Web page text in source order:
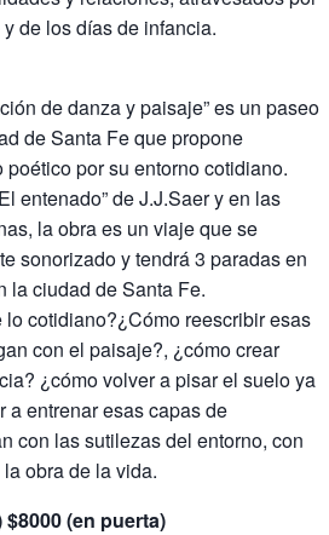
de los días de infancia.
de danza y paisaje” es un paseo
de Santa Fe que propone
por su entorno cotidiano.
entenado” de J.J.Saer y en las
la obra es un viaje que se
sonorizado y tendrá 3 paradas en
la ciudad de Santa Fe.
cotidiano?¿Cómo reescribir esas
con el paisaje?, ¿cómo crear
¿cómo volver a pisar el suelo ya
a entrenar esas capas de
con las sutilezas del entorno, con
obra de la vida.
(en puerta)